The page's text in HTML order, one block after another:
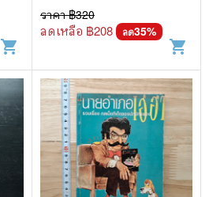
shopping_cart
ราคา ฿320
ลดเหลือ ฿208 ลด35%
shopping_cart